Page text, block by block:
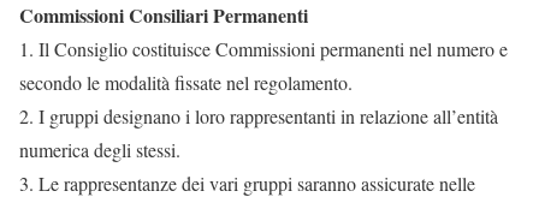
Commissioni Consiliari Permanenti
1. Il Consiglio costituisce Commissioni permanenti nel numero e
secondo le modalità fissate nel regolamento.
2. I gruppi designano i loro rappresentanti in relazione all’entità
numerica degli stessi.
3. Le rappresentanze dei vari gruppi saranno assicurate nelle